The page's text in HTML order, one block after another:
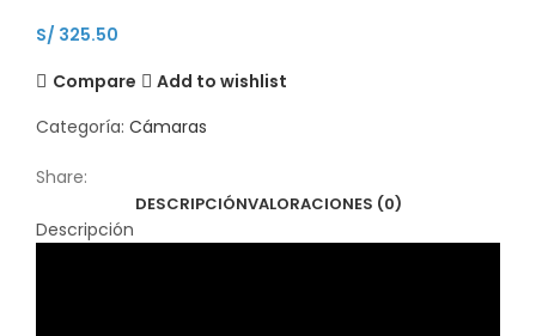
S/ 325.50
Compare
Add to wishlist
Categoría: Cámaras
Share:
DESCRIPCIÓNVALORACIONES (0)
Descripción